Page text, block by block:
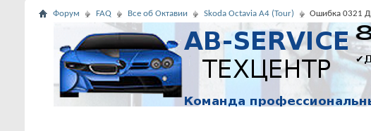
Форум FAQ Все об Октавии Skoda Octavia A4 (Tour) Ошибка 0321